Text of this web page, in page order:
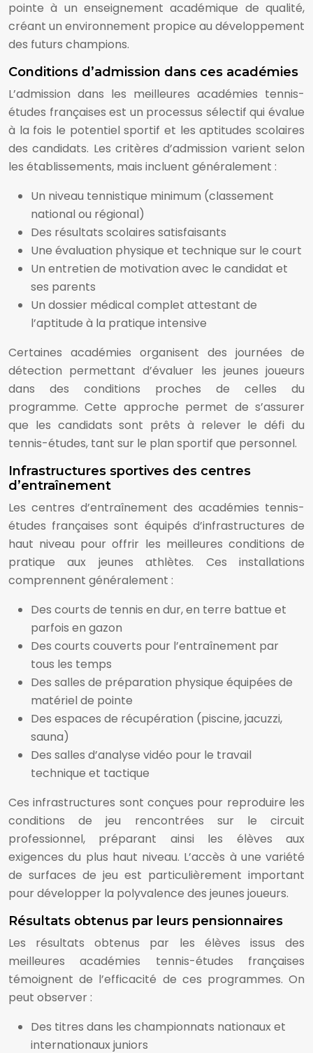
pointe à un enseignement académique de qualité,
créant un environnement propice au développement
des futurs champions.
Conditions d’admission dans ces académies
L’admission dans les meilleures académies tennis-
études françaises est un processus sélectif qui évalue
à la fois le potentiel sportif et les aptitudes scolaires
des candidats. Les critères d’admission varient selon
les établissements, mais incluent généralement :
Un niveau tennistique minimum (classement
national ou régional)
Des résultats scolaires satisfaisants
Une évaluation physique et technique sur le court
Un entretien de motivation avec le candidat et
ses parents
Un dossier médical complet attestant de
l’aptitude à la pratique intensive
Certaines académies organisent des journées de
détection permettant d’évaluer les jeunes joueurs
dans des conditions proches de celles du
programme. Cette approche permet de s’assurer
que les candidats sont prêts à relever le défi du
tennis-études, tant sur le plan sportif que personnel.
Infrastructures sportives des centres
d’entraînement
Les centres d’entraînement des académies tennis-
études françaises sont équipés d’infrastructures de
haut niveau pour offrir les meilleures conditions de
pratique aux jeunes athlètes. Ces installations
comprennent généralement :
Des courts de tennis en dur, en terre battue et
parfois en gazon
Des courts couverts pour l’entraînement par
tous les temps
Des salles de préparation physique équipées de
matériel de pointe
Des espaces de récupération (piscine, jacuzzi,
sauna)
Des salles d’analyse vidéo pour le travail
technique et tactique
Ces infrastructures sont conçues pour reproduire les
conditions de jeu rencontrées sur le circuit
professionnel, préparant ainsi les élèves aux
exigences du plus haut niveau. L’accès à une variété
de surfaces de jeu est particulièrement important
pour développer la polyvalence des jeunes joueurs.
Résultats obtenus par leurs pensionnaires
Les résultats obtenus par les élèves issus des
meilleures académies tennis-études françaises
témoignent de l’efficacité de ces programmes. On
peut observer :
Des titres dans les championnats nationaux et
internationaux juniors